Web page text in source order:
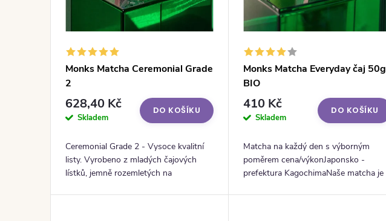
Monks Matcha Ceremonial Grade
2
628,40 Kč
Skladem
DO KOŠÍKU
Ceremonial Grade 2 - Vysoce kvalitní
listy. Vyrobeno z mladých čajových
lístků, jemně rozemletých na
Monks Matcha Everyday čaj 50g
BIO
410 Kč
Skladem
DO KOŠÍKU
Matcha na každý den s výborným
poměrem cena/výkonJaponsko -
prefektura KagochimaNaše matcha je